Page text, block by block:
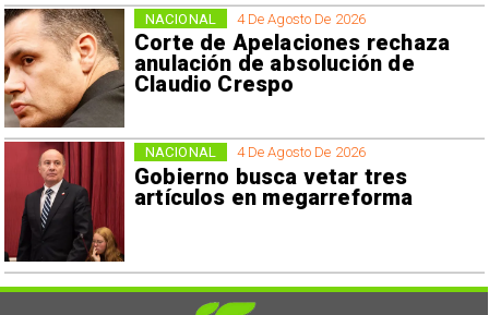
4 De Agosto De 2026
Corte de Apelaciones rechaza
anulación de absolución de
Claudio Crespo
NACIONAL
4 De Agosto De 2026
Gobierno busca vetar tres
artículos en megarreforma
NACIONAL